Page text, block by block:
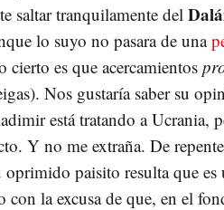
saltar tranquilamente del
lo suyo no pasara de una
cierto es que acercamientos
Nos gustaría saber su
está tratando a Ucrania,
Y no me extraña. De
paisito resulta que
la excusa de que, en el